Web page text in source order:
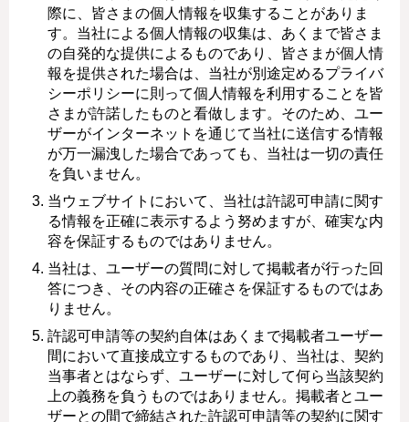
際に、皆さまの個人情報を収集することがありま
す。当社による個人情報の収集は、あくまで皆さま
の自発的な提供によるものであり、皆さまが個人情
報を提供された場合は、当社が別途定めるプライバ
シーポリシーに則って個人情報を利用することを皆
さまが許諾したものと看做します。そのため、ユー
ザーがインターネットを通じて当社に送信する情報
が万一漏洩した場合であっても、当社は一切の責任
を負いません。
当ウェブサイトにおいて、当社は許認可申請に関す
る情報を正確に表示するよう努めますが、確実な内
容を保証するものではありません。
当社は、ユーザーの質問に対して掲載者が行った回
答につき、その内容の正確さを保証するものではあ
りません。
許認可申請等の契約自体はあくまで掲載者ユーザー
間において直接成立するものであり、当社は、契約
当事者とはならず、ユーザーに対して何ら当該契約
上の義務を負うものではありません。掲載者とユー
ザーとの間で締結された許認可申請等の契約に関す